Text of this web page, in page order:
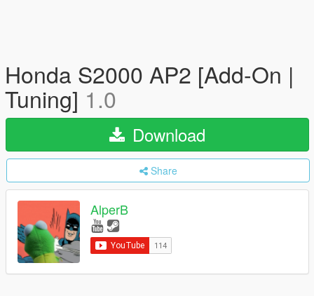
Honda S2000 AP2 [Add-On |
Tuning] 1.0
Download
Share
AlperB